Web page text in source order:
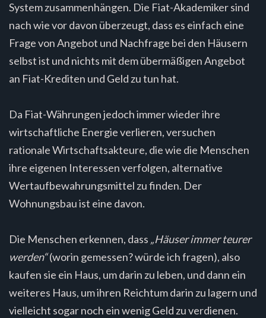
System zusammenhängen. Die Fiat-Akademiker sind
nach wie vor davon überzeugt, dass es einfach eine
Frage von Angebot und Nachfrage bei den Häusern
selbst ist und nichts mit dem übermäßigen Angebot
an Fiat-Krediten und Geld zu tun hat.
Da Fiat-Währungen jedoch immer wieder ihre
wirtschaftliche Energie verlieren, versuchen
rationale Wirtschaftsakteure, die wie die Menschen
ihre eigenen Interessen verfolgen, alternative
Wertaufbewahrungsmittel zu finden. Der
Wohnungsbau ist eine davon.
Die Menschen erkennen, dass „Häuser immer teurer
werden“(worin gemessen? würde ich fragen), also
kaufen sie ein Haus, um darin zu leben, und dann ein
weiteres Haus, um ihren Reichtum darin zu lagern und
vielleicht sogar noch ein wenig Geld zu verdienen.